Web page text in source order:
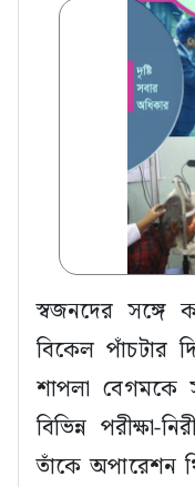
স্বজনদের সঙ্গে
বিকেল পাঁচটার
শাপলা বেগমকে
বিভিন্ন পরীক্ষা-
তাঁকে অপারেশন